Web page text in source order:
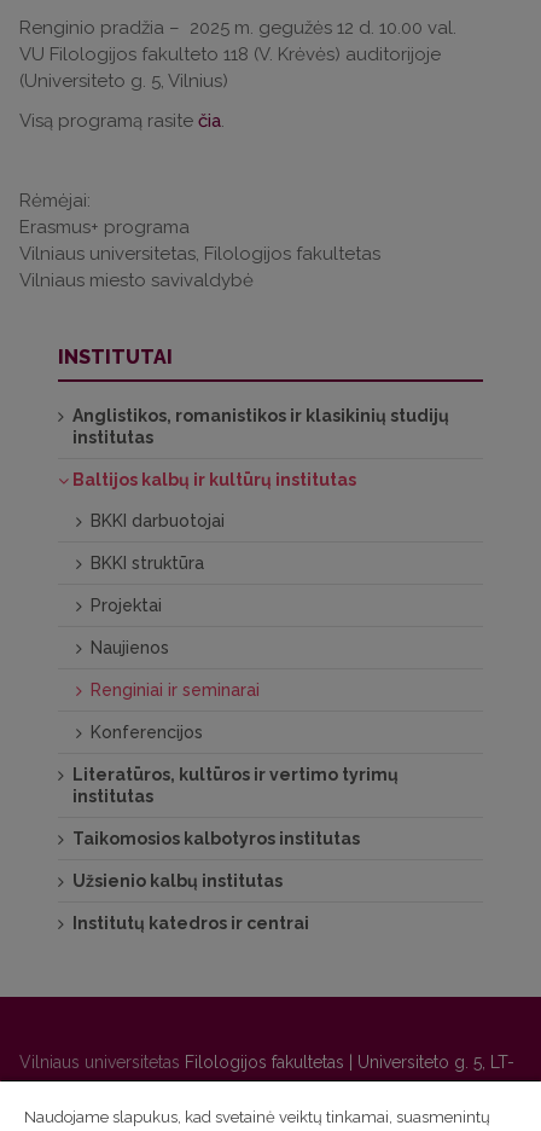
Renginio pradžia – 2025 m. gegužės 12 d. 10.00 val.
VU Filologijos fakulteto 118 (V. Krėvės) auditorijoje
(Universiteto g. 5, Vilnius)
Visą programą rasite čia.
Rėmėjai:
Erasmus+ programa
Vilniaus universitetas, Filologijos fakultetas
Vilniaus miesto savivaldybė
INSTITUTAI
Anglistikos, romanistikos ir klasikinių studijų
institutas
Baltijos kalbų ir kultūrų institutas
BKKI darbuotojai
BKKI struktūra
Projektai
Naujienos
Renginiai ir seminarai
Konferencijos
Literatūros, kultūros ir vertimo tyrimų
institutas
Taikomosios kalbotyros institutas
Užsienio kalbų institutas
Institutų katedros ir centrai
Vilniaus universitetas Filologijos fakultetas | Universiteto g. 5, LT-
01131 Vilnius
Studijų skyriaus(studijų ir tvarkaraščio klausimai) tel. (0 5) 268
Naudojame slapukus, kad svetainė veiktų tinkamai, suasmenintų